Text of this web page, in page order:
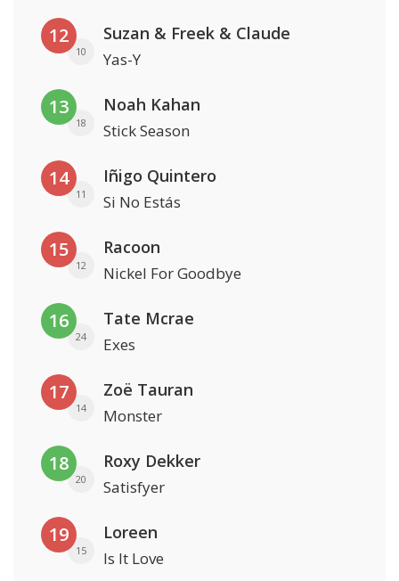
12
10
Suzan & Freek & Claude
Yas-Y
13
18
Noah Kahan
Stick Season
14
11
Iñigo Quintero
Si No Estás
15
12
Racoon
Nickel For Goodbye
16
24
Tate Mcrae
Exes
17
14
Zoë Tauran
Monster
18
20
Roxy Dekker
Satisfyer
19
15
Loreen
Is It Love